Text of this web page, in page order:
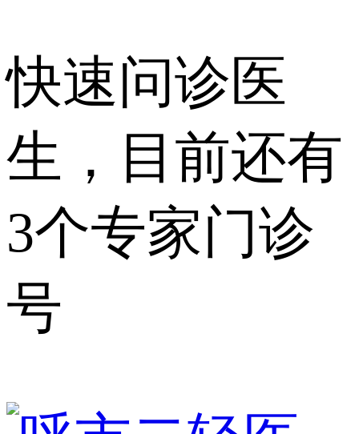
快速问诊医
生，目前还有
3个专家门诊
号